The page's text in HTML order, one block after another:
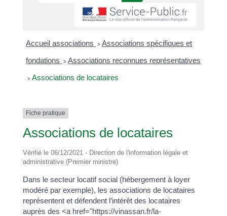
Accueil associations > Associations spécifiques et
fondations > Associations reconnues représentatives
> Associations de locataires
Fiche pratique
Associations de locataires
Vérifié le 06/12/2021 - Direction de l'information légale et
administrative (Premier ministre)
Dans le secteur locatif social (hébergement à loyer
modéré par exemple), les associations de locataires
représentent et défendent l’intérêt des locataires
auprès des <a href="https://vinassan.fr/la-